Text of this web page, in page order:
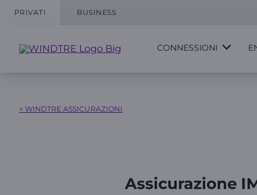
PRIVATI BUSINESS
CONNESSIONI
< WINDTRE ASSICURAZIONI
Assicurazione